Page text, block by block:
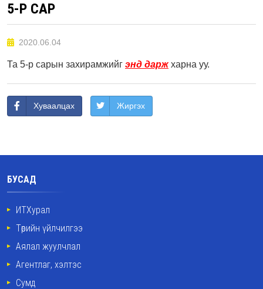
5-Р САР
2020.06.04
Та 5-р сарын захирамжийг энд даржхарна уу.
Хуваалцах Жиргэх
БУСАД
ИТХурал
Төрийн үйлчилгээ
Аялал жуулчлал
Агентлаг, хэлтэс
Сумд